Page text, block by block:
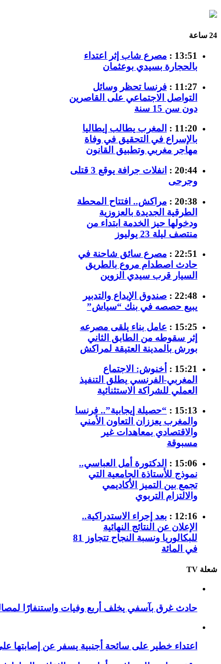
24 ساعة
13:51 :
مصرع شاب إثر اعتداء
بالحجارة بسيدي بوعثمان
11:27 :
فرنسا تحظر وسائل
التواصل الاجتماعي على القاصرين
دون سن 15 سنة
11:20 :
المغرب يطالب إيطاليا
بالإسراع في التحقيق في وفاة
مهاجر مغربي وتطبيق القانون
20:44 :
انفلات جرافة يوقع 3 قتلى
وجرحى
20:38 :
مراكش.. افتتاح المحطة
الطرقية الجديدة بالعزوزية
ودخولها حيز الخدمة ابتداء من
منتصف ليلة 23 يوليوز
22:51 :
مصرع سائق شاحنة في
حادث اصطدام مروع بالطريق
السيار قرب سيدي الزوين
22:48 :
صندوق الإيداع والتدبير
يبيع حصصه في بنك “سياش”
15:25 :
عامل بناء يلقى مصرعه
إثر سقوطه من الطابق الثاني
بورش بالمدينة العتيقة لمراكش
15:21 :
أخنوش: الاجتماع
المغربي-الفرنسي يطلق التنفيذ
العملي للشراكة الاستثنائية
15:13 :
“حصيلة إيجابية”.. فرنسا
والمغرب يعززان التعاون الأمني
والاقتصادي بمعاهدات غير
مسبوقة
15:06 :
الدكتورة أمل العباسي..
نموذج للأستاذة الجامعية التي
تجمع بين التميز الأكاديمي
والالتزام التربوي
12:16 :
بعد إجراء الاستدراكية..
الإعلان عن النتائج النهائية
للبكالوريا ونسبة النجاح تتجاوز 81
في المائة
شعلة TV
حادث غرق بآسفي يخلف أربع وفيات واستنفارًا لمصالح
اعتداء خطير على سائحة أجنبية يسفر عن إصابتها